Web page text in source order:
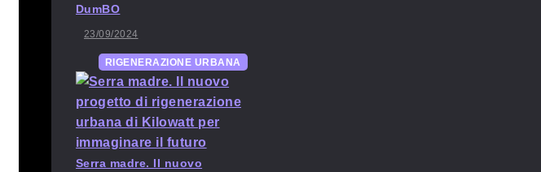
DumBO
23/09/2024
RIGENERAZIONE URBANA
Serra madre. Il nuovo